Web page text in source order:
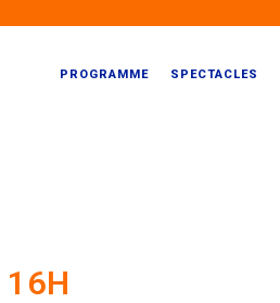
PROGRAMME SPECTACLES